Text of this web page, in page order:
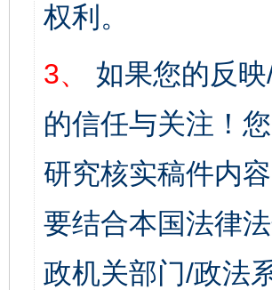
权利。
3、
如果您的反
的信任与关注！
研究核实稿件内
要结合本国法律
政机关部门/政法